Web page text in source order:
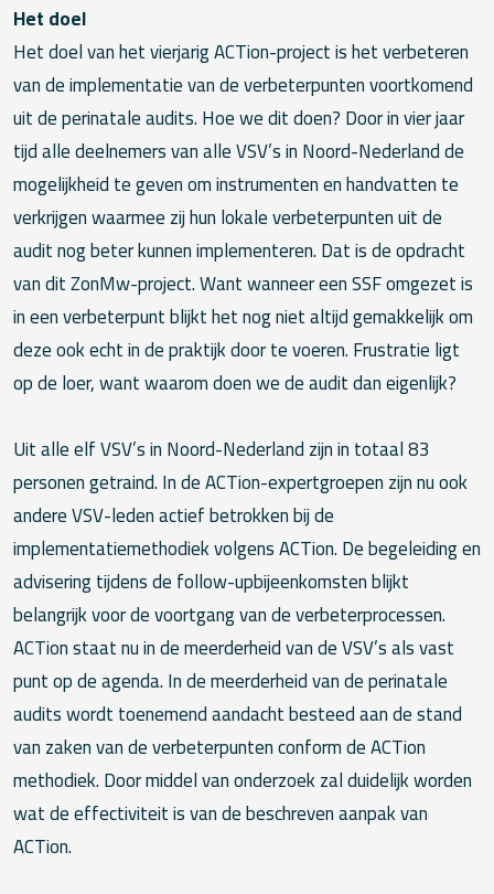
Het doel
Het doel van het vierjarig ACTion-project is het verbeteren
van de implementatie van de verbeterpunten voortkomend
uit de perinatale audits. Hoe we dit doen? Door in vier jaar
tijd alle deelnemers van alle VSV’s in Noord-Nederland de
mogelijkheid te geven om instrumenten en handvatten te
verkrijgen waarmee zij hun lokale verbeterpunten uit de
audit nog beter kunnen implementeren. Dat is de opdracht
van dit ZonMw-project. Want wanneer een SSF omgezet is
in een verbeterpunt blijkt het nog niet altijd gemakkelijk om
deze ook echt in de praktijk door te voeren. Frustratie ligt
op de loer, want waarom doen we de audit dan eigenlijk?
Uit alle elf VSV’s in Noord-Nederland zijn in totaal 83
personen getraind. In de ACTion-expertgroepen zijn nu ook
andere VSV-leden actief betrokken bij de
implementatiemethodiek volgens ACTion. De begeleiding en
advisering tijdens de follow-upbijeenkomsten blijkt
belangrijk voor de voortgang van de verbeterprocessen.
ACTion staat nu in de meerderheid van de VSV’s als vast
punt op de agenda. In de meerderheid van de perinatale
audits wordt toenemend aandacht besteed aan de stand
van zaken van de verbeterpunten conform de ACTion
methodiek. Door middel van onderzoek zal duidelijk worden
wat de effectiviteit is van de beschreven aanpak van
ACTion.